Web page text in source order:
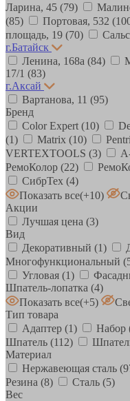
Ларина, 45 (79)
(85)
Портовая, 532
площадь, 19 (70)
г.Батайск
Ленина, 168а (84)
17/1 (83)
г.Аксай
Вартанова, 11 (95)
Бренд
Color Expert (10)
(1)
Matrix (10)
VERTEXTOOLS (3)
РемоКолор (22)
СибрТех (4)
Показать все(+10)
Акции
Лучшая цена (3)
Вид
Декоративный (1)
Многофункциональный
Угловая (1)
Шпатель-лопатка (4)
Показать все(+5)
Тип товара
Адаптер (1) Набор
Шпатель (112)
Материал
Нержавеющая сталь
Резина (8) Сталь (5)
Вес